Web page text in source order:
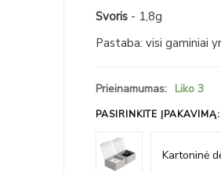
Svoris- 1,8g
Pastaba: visi gaminiai
Prieinamumas: Liko 3
PASIRINKITE ĮPAKAVIMĄ: